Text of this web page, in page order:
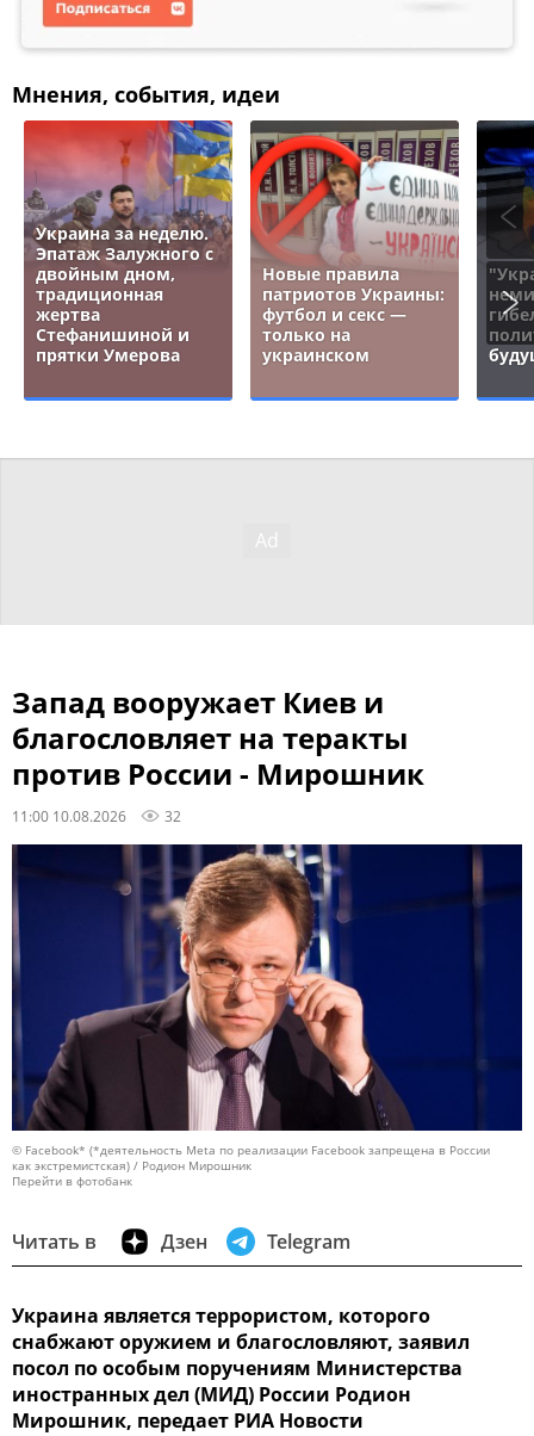
Мнения, события, идеи
Украина за неделю.
Эпатаж Залужного с
двойным дном,
традиционная
жертва
Стефанишиной и
прятки Умерова
Новые правила
патриотов Украины:
футбол и секс —
только на
украинском
Запад вооружает Киев и
благословляет на теракты
против России - Мирошник
11:00 10.08.2026 32
© Facebook* (*деятельность Meta по реализации Facebook запрещена в России
как экстремистская) / Родион Мирошник
Перейти в фотобанк
Читать в Дзен Telegram
Украина является террористом, которого
снабжают оружием и благословляют, заявил
посол по особым поручениям Министерства
иностранных дел (МИД) России Родион
Мирошник, передает РИА Новости